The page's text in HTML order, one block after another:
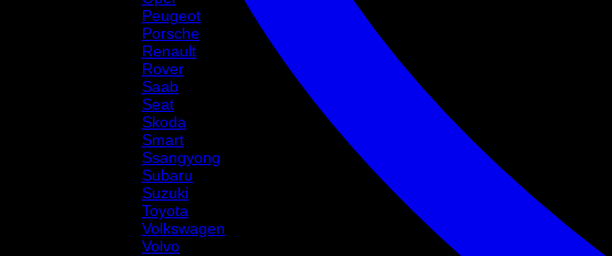
Peugeot
Porsche
Renault
Rover
Saab
Seat
Skoda
Smart
Ssangyong
Subaru
Suzuki
Toyota
Volkswagen
Volvo